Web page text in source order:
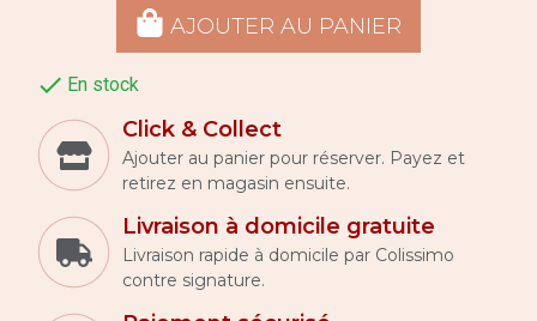
AJOUTER AU PANIER
 En stock
Click & Collect
Ajouter au panier pour réserver. Payez et
retirez en magasin ensuite.
Livraison à domicile gratuite
Livraison rapide à domicile par Colissimo
contre signature.